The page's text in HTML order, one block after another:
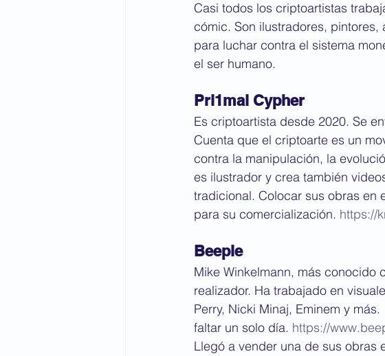
Casi todos los criptoartistas
cómic. Son ilustradores,
para luchar contra el sistema
el ser humano.
Pri1mal Cypher
Es criptoartista desde 2020. Se
Cuenta que el criptoarte es un
contra la manipulación, la
es ilustrador y crea también
tradicional. Colocar sus obras en
para su comercialización. https://
Beeple
Mike Winkelmann, más conocido
realizador. Ha trabajado en
Perry, Nicki Minaj, Eminem y
faltar un solo día. https://
Llegó a vender una de sus obras